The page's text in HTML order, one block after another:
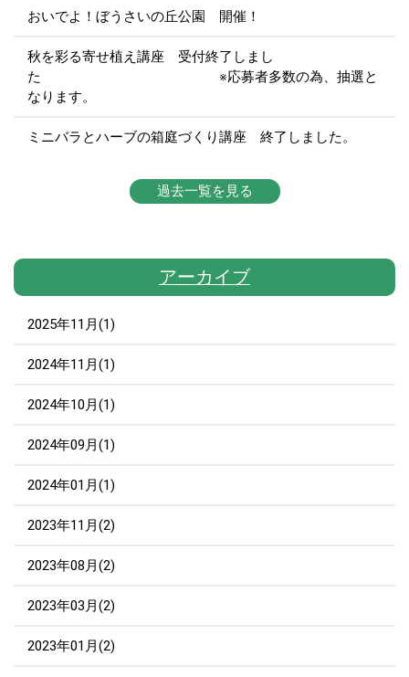
おいでよ！ぼうさいの丘公園 開催！
秋を彩る寄せ植え講座 受付終了しまし
た ※応募者多数の為、抽選と
なります。
ミニバラとハーブの箱庭づくり講座 終了しました。
過去一覧を見る
アーカイブ
2025年11月(1)
2024年11月(1)
2024年10月(1)
2024年09月(1)
2024年01月(1)
2023年11月(2)
2023年08月(2)
2023年03月(2)
2023年01月(2)